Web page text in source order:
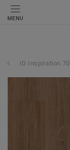
MENU
iD Inspiration 70